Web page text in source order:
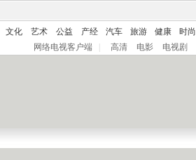
文化 艺术 公益 产经 汽车 旅游 健康 时尚
网络电视客户端 高清 电影 电视剧